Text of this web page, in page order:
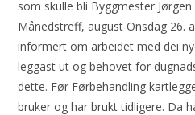
som skulle bli Byggmester
Månedstreff, august Onsdag 26.
informert om arbeidet med dei
leggast ut og behovet for
dette. Før Førbehandling
bruker og har brukt tidligere. Da